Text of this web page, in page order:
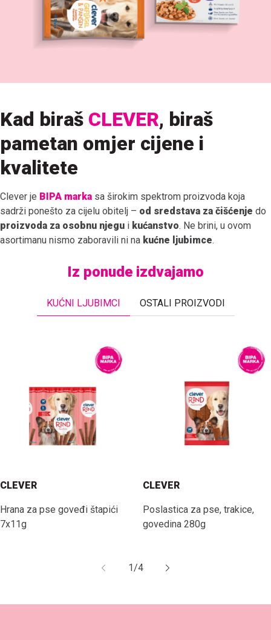
Kad biraš CLEVER, biraš
pametan omjer cijene i
kvalitete
Clever je BIPA marka sa širokim spektrom proizvoda koja
sadrži ponešto za cijelu obitelj – od sredstava za čišćenje do
proizvoda za osobnu njegu i kućanstvo. Ne brini, u ovom
asortimanu nismo zaboravili ni na kućne ljubimce.
Iz ponude izdvajamo
KUĆNI LJUBIMCI OSTALI PROIZVODI
CLEVER
Hrana za pse goveđi štapići
7x11g
CLEVER
Poslastica za pse, trakice,
govedina 280g
1/4